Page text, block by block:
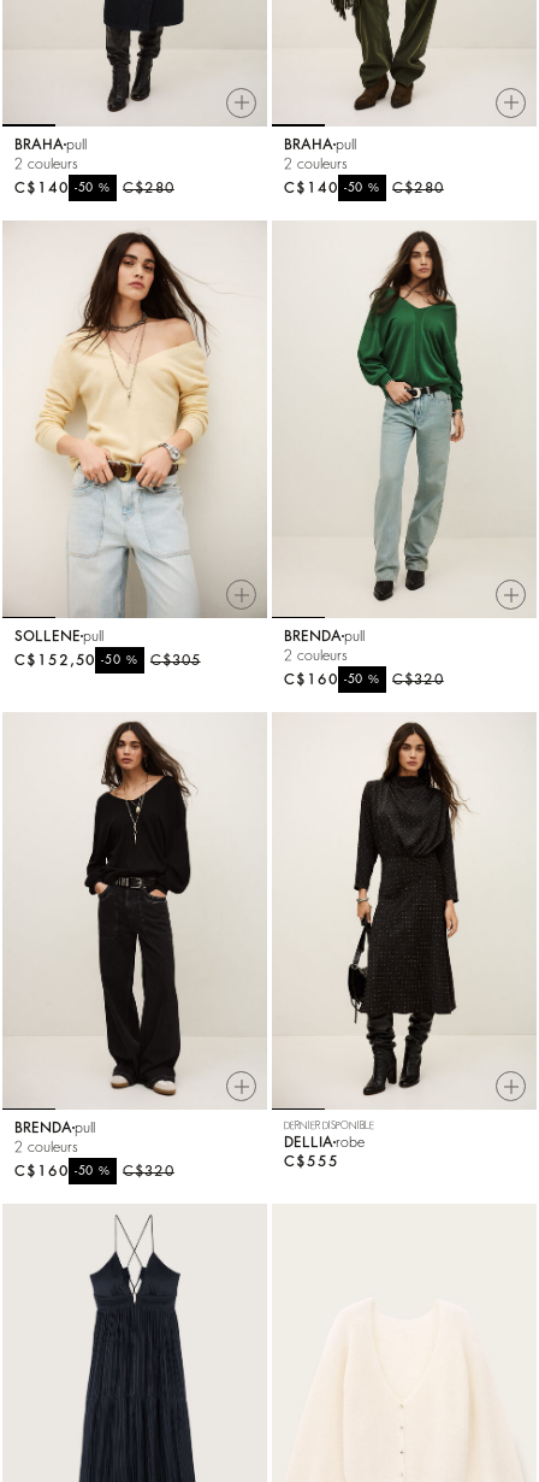
BRAHA pull
2 couleurs
C$280
-50%
C$140
BRAHA pull
2 couleurs
C$280
-50%
C$140
SOLLENE pull
C$305
-50%
C$152,50
BRENDA pull
2 couleurs
C$320
-50%
C$160
BRENDApull
2 couleurs
C$320
-50%
C$160
DERNIER DISPONIBLE
DELLIArobe
C$555